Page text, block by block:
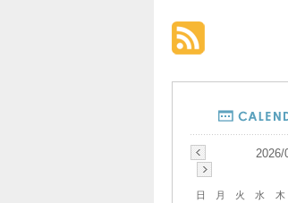
2026/
日 月 火 水 木